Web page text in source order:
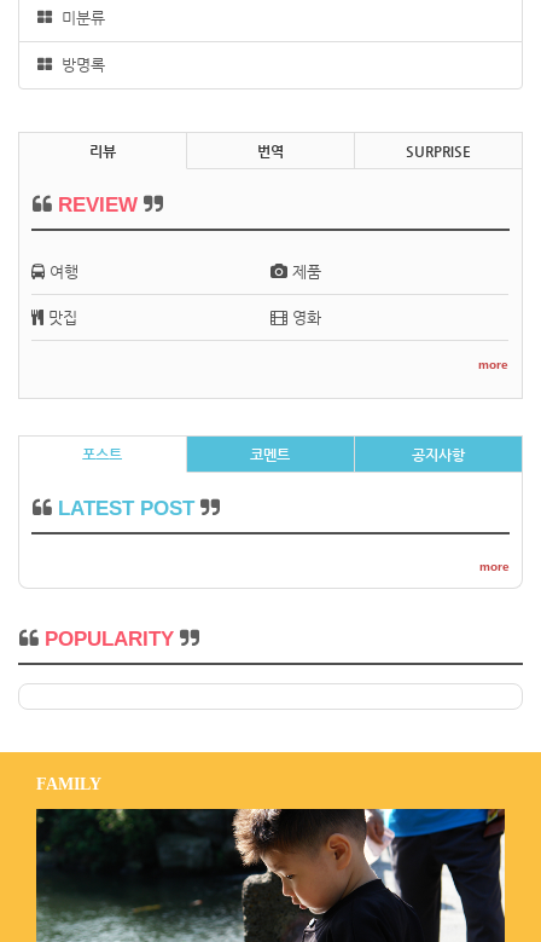
미분류
방명록
리뷰 번역 SURPRISE
REVIEW
여행 제품
맛집 영화
more
포스트 코멘트 공지사항
LATEST POST
more
POPULARITY
FAMILY